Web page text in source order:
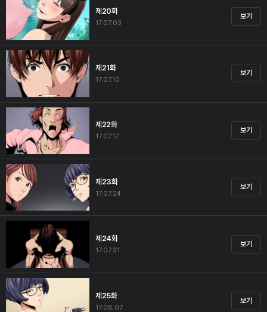
제20화
17.07.03
보기
제21화
17.07.10
보기
제22화
17.07.17
보기
제23화
17.07.24
보기
제24화
17.07.31
보기
제25화
17.08.07
보기